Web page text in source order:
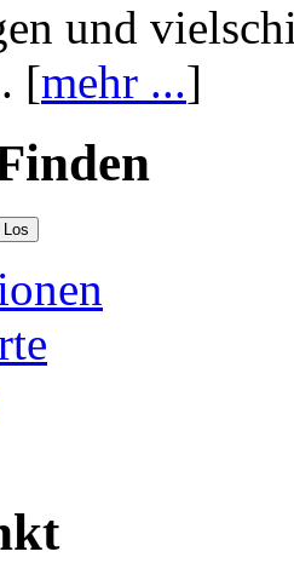
und
[mehr ...]